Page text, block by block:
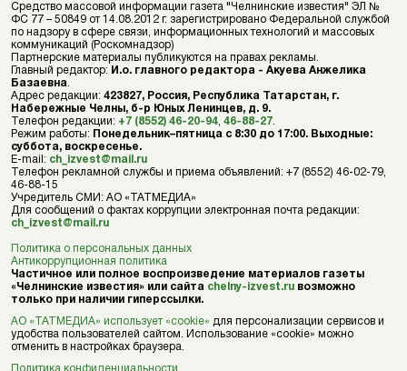
Средство массовой информации газета "Челнинские известия" ЭЛ №
ФС 77 – 50849 от 14.08.2012 г. зарегистрировано Федеральной службой
по надзору в сфере связи, информационных технологий и массовых
коммуникаций (Роскомнадзор)
Партнерские материалы публикуются на правах рекламы.
Главный редактор: И.о. главного редактора - Акуева Анжелика
Базаевна
Адрес редакции: 423827, Россия, Республика Татарстан, г.
Набережные Челны, б-р Юных Ленинцев, д. 9.
Телефон редакции: +7 (8552) 46-20-94 46-88-27
Режим работы: Понедельник–пятница с 8:30 до 17:00. Выходные:
суббота, воскресенье.
E-mail: ch_izvest@mail.ru
Телефон рекламной службы и приема объявлений: +7 (8552) 46-02-79,
46-88-15
Учредитель СМИ: АО «ТАТМЕДИА»
Для сообщений о фактах коррупции электронная почта редакции:
ch_izvest@mail.ru
Политика о персональных данных
Антикоррупционная политика
Частичное или полное воспроизведение материалов газеты
«Челнинские известия» или сайта chelny-izvest.ru возможно
только при наличии гиперссылки.
АО «ТАТМЕДИА» использует «cookie» для персонализации сервисов и
удобства пользователей сайтом. Использование «cookie» можно
отменить в настройках браузера.
Политика конфиденциальности